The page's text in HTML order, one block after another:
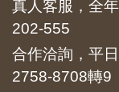
真人客服，全
202-555
合作洽詢，平
2758-8708轉9